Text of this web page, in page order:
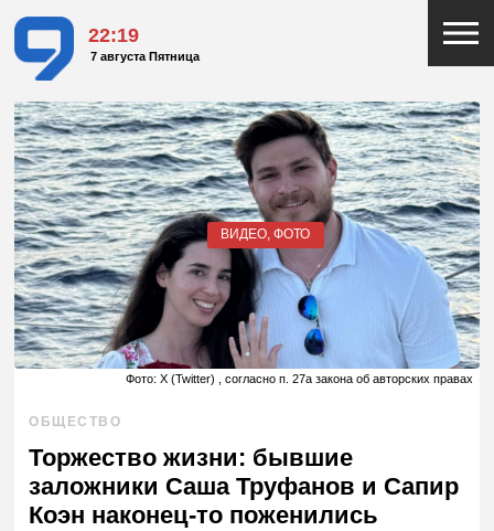
22:19
7 августа Пятница
ВИДЕО, ФОТО
Фото: X (Twitter) , согласно п. 27а закона об авторских правах
ОБЩЕСТВО
Торжество жизни: бывшие
заложники Саша Труфанов и Сапир
Коэн наконец-то поженились